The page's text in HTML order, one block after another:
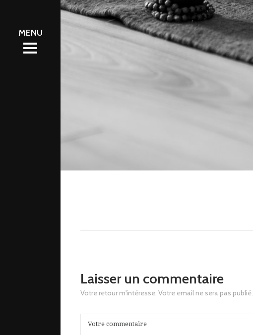
Laisser un commentaire
Votre retour m'intéresse. Votre email ne sera pas publié.